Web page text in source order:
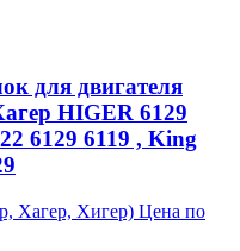
для двигателя
HIGER 6129
6129 6119 , King
Хагер, Хигер) Цена по